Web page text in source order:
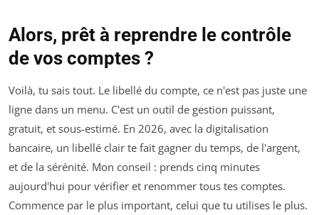
Alors, prêt à reprendre le contrôle
de vos comptes ?
Voilà, tu sais tout. Le libellé du compte, ce n'est pas juste une
ligne dans un menu. C'est un outil de gestion puissant,
gratuit, et sous-estimé. En 2026, avec la digitalisation
bancaire, un libellé clair te fait gagner du temps, de l'argent,
et de la sérénité. Mon conseil : prends cinq minutes
aujourd'hui pour vérifier et renommer tous tes comptes.
Commence par le plus important, celui que tu utilises le plus.